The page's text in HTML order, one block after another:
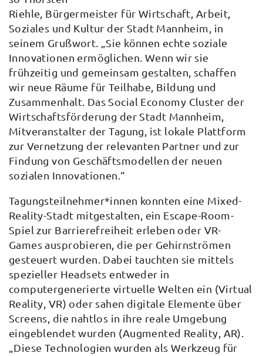
Riehle, Bürgermeister für Wirtschaft, Arbeit,
Soziales und Kultur der Stadt Mannheim, in
seinem Grußwort. „Sie können echte soziale
Innovationen ermöglichen. Wenn wir sie
frühzeitig und gemeinsam gestalten, schaffen
wir neue Räume für Teilhabe, Bildung und
Zusammenhalt. Das Social Economy Cluster der
Wirtschaftsförderung der Stadt Mannheim,
Mitveranstalter der Tagung, ist lokale Plattform
zur Vernetzung der relevanten Partner und zur
Findung von Geschäftsmodellen der neuen
sozialen Innovationen.“
Tagungsteilnehmer*innen konnten eine Mixed-
Reality-Stadt mitgestalten, ein Escape-Room-
Spiel zur Barrierefreiheit erleben oder VR-
Games ausprobieren, die per Gehirnströmen
gesteuert wurden. Dabei tauchten sie mittels
spezieller Headsets entweder in
computergenerierte virtuelle Welten ein (Virtual
Reality, VR) oder sahen digitale Elemente über
Screens, die nahtlos in ihre reale Umgebung
eingeblendet wurden (Augmented Reality, AR).
„Diese Technologien wurden als Werkzeug für